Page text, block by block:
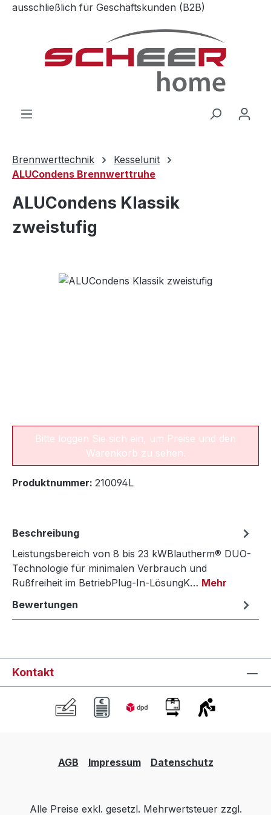
Zum Hauptinhalt springen
ausschließlich für Geschäftskunden (B2B)
Brennwerttechnik
Kesselunit
ALUCondens Brennwerttruhe
ALUCondens Klassik
zweistufig
Bildergalerie überspringen
Bitte loggen Sie sich ein, um Preise und den
Warenkorb zu sehen.
Produktnummer: 210094L
Beschreibung
Leistungsbereich von 8 bis 23 kWBlautherm® DUO-
Technologie für minimalen Verbrauch und
Rußfreiheit im BetriebPlug-In-LösungK… Mehr
Bewertungen
Kontakt
AGB Impressum Datenschutz
Alle Preise exkl. gesetzl. Mehrwertsteuer zzgl.